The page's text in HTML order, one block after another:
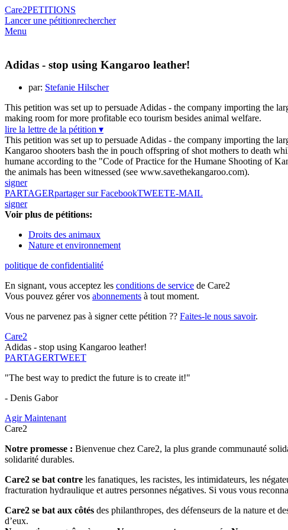
Care2PETITIONS
Lancer une pétitionrechercher
Menu
Adidas - stop using Kangaroo leather!
par: Stefanie Hilscher
This petition was set up to persuade Adidas - the company importing the
making room for more profitable eco tourism besides animal welfare.
lire la lettre de la pétition ▾
This petition was set up to persuade Adidas - the company importing the
Kangaroo shooters bash the in pouch offspring of shot mothers to death
humane according to the "Code of Practice for the Humane Shooting of
the animals has been witnessed (see www.savethekangaroo.com).
signer
PARTAGERpartager sur FacebookTWEETE-MAIL
signer
Voir plus de pétitions:
Droits des animaux
Nature et environnement
politique de confidentialité
En signant, vous acceptez les conditions de service de Care2
Vous pouvez gérer vos abonnements à tout moment.
Vous ne parvenez pas à signer cette pétition ?? Faites-le nous savoir.
Care2
Adidas - stop using Kangaroo leather!
PARTAGERTWEET
"The best way to predict the future is to create it!"
- Denis Gabor
Agir Maintenant
Care2
Notre promesse : Bienvenue chez Care2, la plus grande communauté
solidarité durables.
Care2 se bat contre les fanatiques, les racistes, les intimidateurs, les
fracturation hydraulique et autres personnes négatives. Si vous vous
Care2 se bat aux côtés des philanthropes, des défenseurs de la nature et
d’eux.